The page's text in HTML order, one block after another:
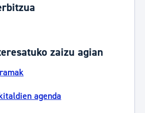
zaizu agian
agenda